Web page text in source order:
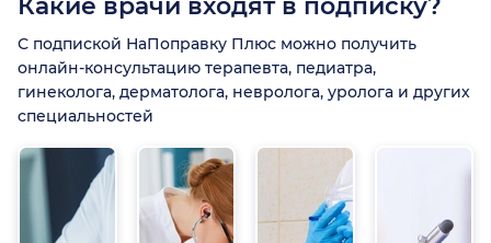
Какие врачи входят в подписку?
С подпиской НаПоправку Плюс можно получить
онлайн-консультацию терапевта, педиатра,
гинеколога, дерматолога, невролога, уролога и других
специальностей